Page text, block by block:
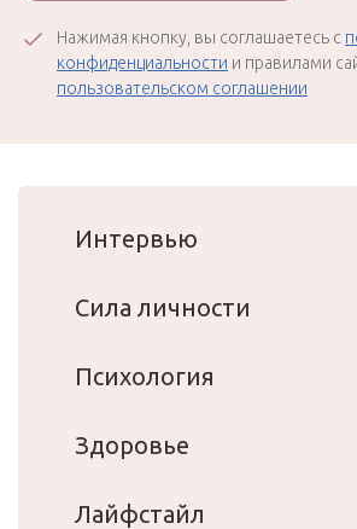
Нажимая кнопку, вы соглашаетесь с
конфиденциальности и правилами
пользовательском соглашении
Интервью
Сила личности
Психология
Здоровье
Лайфстайл